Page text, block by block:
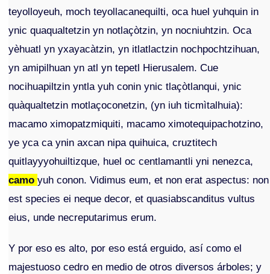
teyolloyeuh, moch teyollacanequilti, oca huel yuhquin in
ynic quaqualtetzin yn notlaçòtzin, yn nocniuhtzin. Oca
yèhuatl yn yxayacàtzin, yn itlatlactzin nochpochtzihuan,
yn amipilhuan yn atl yn tepetl Hierusalem. Cue
nocihuapiltzin yntla yuh conin ynic tlaçòtlanqui, ynic
quàqualtetzin motlaçoconetzin, (yn iuh ticmìtalhuia):
macamo ximopatzmiquiti, macamo ximotequipachotzino,
ye yca ca ynin axcan nipa quihuica, cruztitech
quitlayyyohuiltizque, huel oc centlamantli yni nenezca,
camoyuh conon. Vidimus eum, et non erat aspectus: non
est species ei neque decor, et quasiabscanditus vultus
eius, unde necreputarimus erum.
Y por eso es alto, por eso está erguido, así como el
majestuoso cedro en medio de otros diversos árboles; y